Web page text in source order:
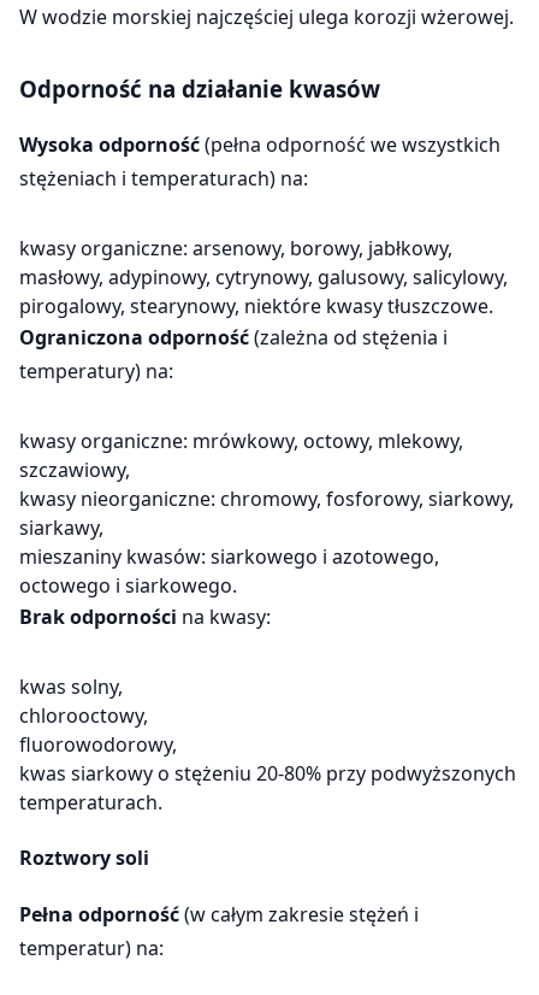
W wodzie morskiej najczęściej ulega korozji wżerowej.
Odporność na działanie kwasów
Wysoka odporność(pełna odporność we wszystkich
stężeniach i temperaturach) na:
kwasy organiczne: arsenowy, borowy, jabłkowy,
masłowy, adypinowy, cytrynowy, galusowy, salicylowy,
pirogalowy, stearynowy, niektóre kwasy tłuszczowe.
Ograniczona odporność(zależna od stężenia i
temperatury) na:
kwasy organiczne: mrówkowy, octowy, mlekowy,
szczawiowy,
kwasy nieorganiczne: chromowy, fosforowy, siarkowy,
siarkawy,
mieszaniny kwasów: siarkowego i azotowego,
octowego i siarkowego.
Brak odporności na kwasy:
kwas solny,
chlorooctowy,
fluorowodorowy,
kwas siarkowy o stężeniu 20-80% przy podwyższonych
temperaturach.
Roztwory soli
Pełna odporność(w całym zakresie stężeń i
temperatur) na: